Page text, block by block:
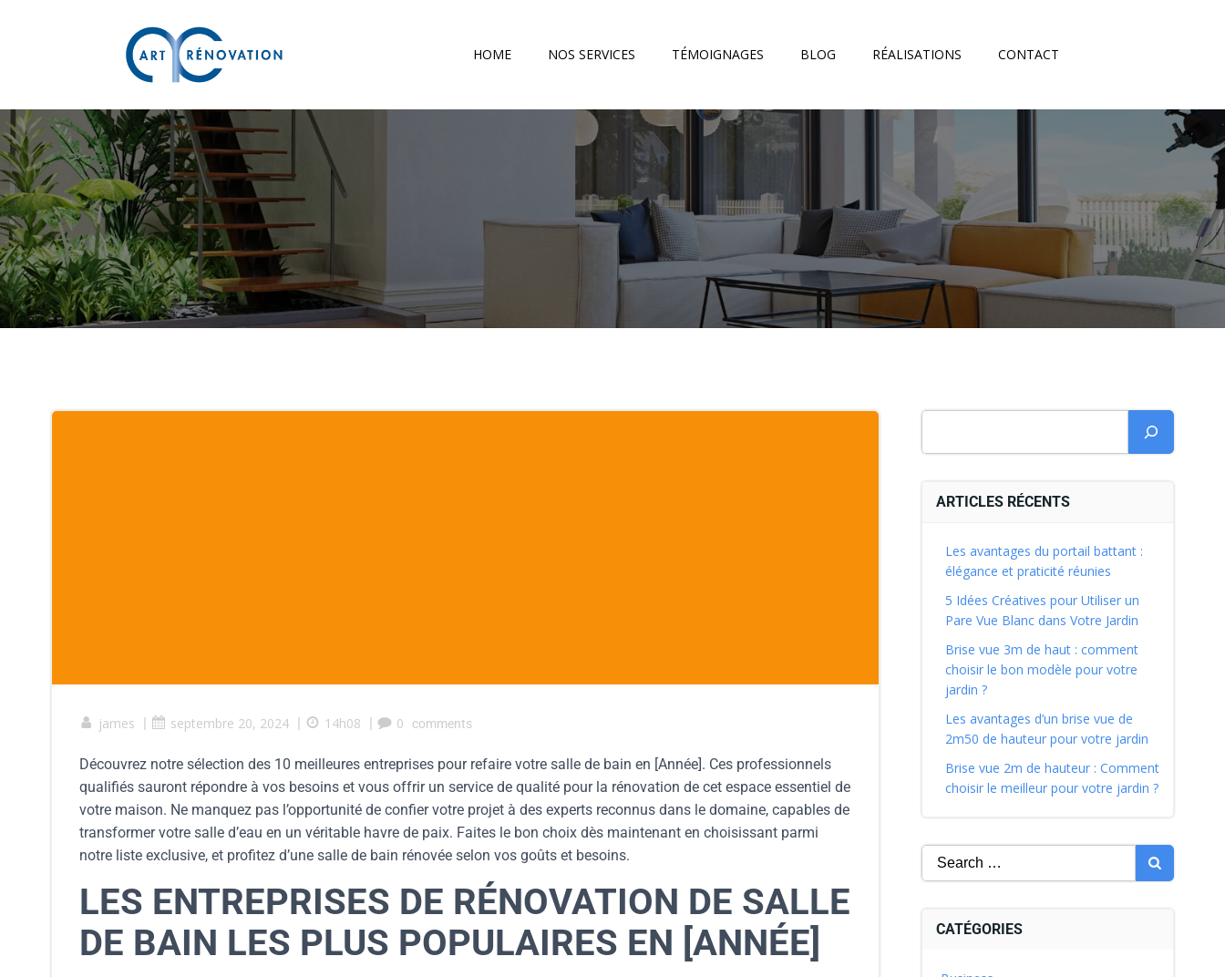
HOME NOS SERVICES TÉMOIGNAGES BLOG RÉALISATIONS CONTACT
james | septembre 20, 2024 | 14h08 | 0 comments
Découvrez notre sélection des 10 meilleures entreprises pour refaire votre salle de bain en [Année]. Ces professionnels
qualifiés sauront répondre à vos besoins et vous offrir un service de qualité pour la rénovation de cet espace essentiel de
votre maison. Ne manquez pas l’opportunité de confier votre projet à des experts reconnus dans le domaine, capables de
transformer votre salle d’eau en un véritable havre de paix. Faites le bon choix dès maintenant en choisissant parmi
notre liste exclusive, et profitez d’une salle de bain rénovée selon vos goûts et besoins.
LES ENTREPRISES DE RÉNOVATION DE SALLE
DE BAIN LES PLUS POPULAIRES EN [ANNÉE]
ARTICLES RÉCENTS
Les avantages du portail battant :
élégance et praticité réunies
5 Idées Créatives pour Utiliser un
Pare Vue Blanc dans Votre Jardin
Brise vue 3m de haut : comment
choisir le bon modèle pour votre
jardin ?
Les avantages d’un brise vue de
2m50 de hauteur pour votre jardin
Brise vue 2m de hauteur : Comment
choisir le meilleur pour votre jardin ?
CATÉGORIES